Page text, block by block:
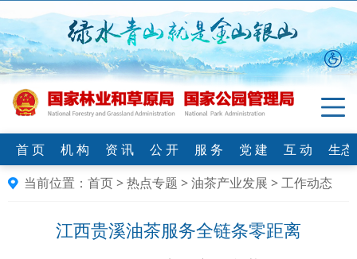
首 页 机 构 资 讯 公 开 服 务 党 建 互 动
生
当前位置： 首页>热点专题 >油茶产业发展 >工作动态
江西贵溪油茶服务全链条零距离